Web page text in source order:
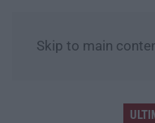
Skip to main
Sistema bibliotecario vibonese, la dura replica di Soriano e Romeo: «Il fallimento è di chi ha staccato la spina»